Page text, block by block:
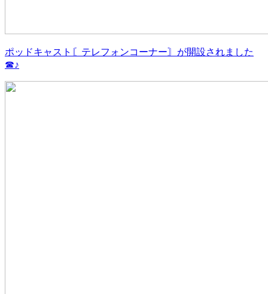
ポッドキャスト〘テレフォンコーナー〙が開設されました
☎♪